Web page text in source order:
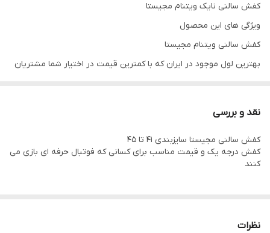
کفش سالنی نایک ویتنام مجیستا
ویژگی های این محصول
کفش سالنی ویتنام مجیستا
بهترین لول موجود در ایران که با کمترین قیمت در اختیار شما مشتریان
و کفه کاملا ترمز دار
مخصوص افرادی که حرفه ای فوتسال بازی میکنن
نقد و بررسی
کفش سالنی مجیستا سایزبندی ۴۱ تا ۴۵
کفش درجه یک و قیمت مناسب برای کسانی که فوتبال حرفه ای بازی می
کنند
نظرات